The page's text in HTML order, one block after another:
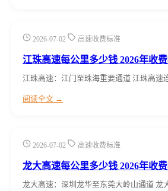
2026-07-02 高速收费标准
江珠高速每公里多少钱 2026年收
江珠高速：江门至珠海重要通道 江珠高速
阅读全文 →
2026-07-02 高速收费标准
龙大高速每公里多少钱 2026年收
龙大高速：深圳龙华至东莞大岭山通道 龙